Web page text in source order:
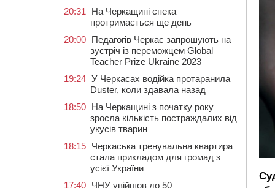
20:31
На Черкащині спека
протримається ще день
20:00 Педагогів Черкас запрошують на
зустріч із переможцем Global
Teacher Prize Ukraine 2023
19:24 У Черкасах водійка протаранила
Duster, коли здавала назад
18:50 На Черкащині з початку року
зросла кількість постраждалих від
укусів тварин
18:15 Черкаська тренувальна квартира
стала прикладом для громад з
усієї України
17:40 ЧНУ увійшов до 50